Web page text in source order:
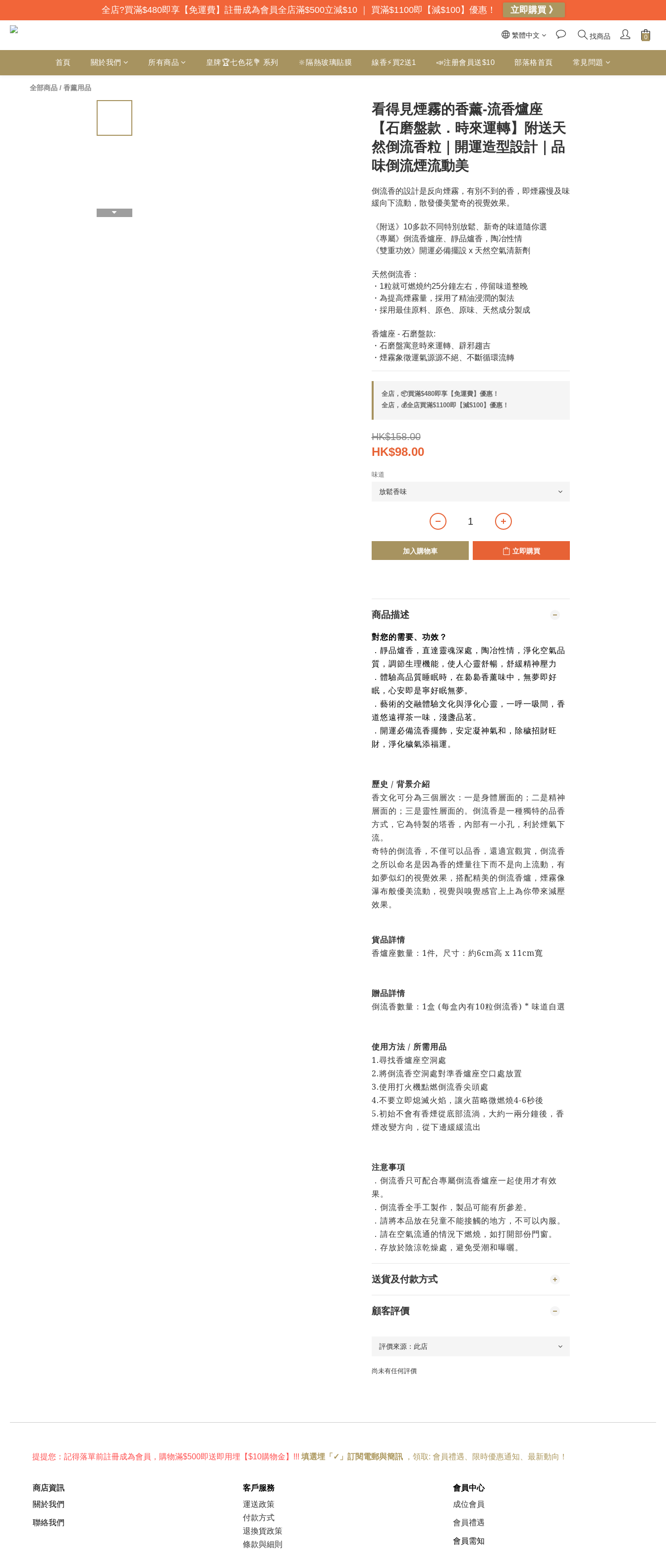
繁體中文 找商品
首頁 關於我們 所有商品 皇牌🏆七色花💐 系列 🔆隔熱玻璃貼膜 線香⚡買2送1 📣注册會員送$10 部落格首頁 常見問題
全部商品 / 香薰用品
看得見煙霧的香薰-流香爐座
【石磨盤款．時來運轉】附送天
然倒流香粒｜開運造型設計｜品
味倒流煙流動美
倒流香的設計是反向煙霧，有別不到的香，即煙霧慢及味
緩向下流動，散發優美驚奇的視覺效果。
《附送》10多款不同特別放鬆、新奇的味道隨你選
《專屬》倒流香爐座、靜品爐香，陶冶性情
《雙重功效》開運必備擺設 x 天然空氣清新劑
天然倒流香：
・1粒就可燃燒约25分鐘左右，停留味道整晚
・為提高煙霧量，採用了精油浸潤的製法
・採用最佳原料、原色、原味、天然成分製成
香爐座 - 石磨盤款:
・石磨盤寓意時來運轉、辟邪趨吉
・煙霧象徵運氣源源不絕、不斷循環流轉
全店，📦買滿$480即享【免運費】優惠！
全店，💰全店買滿$1100即【減$100】優惠！
HK$158.00
HK$98.00
味道
加入購物車 立即購買
商品描述
對您的需要、功效？
．靜品爐香，直達靈魂深處，陶冶性情，淨化空氣品
質，調節生理機能，使人心靈舒暢，舒緩精神壓力
．體驗高品質睡眠時，在裊裊香薰味中，無夢即好
眠，心安即是寧好眠無夢。
．藝術的交融體驗文化與淨化心靈，一呼一吸間，香
道悠遠禪茶一味，淺盞品茗。
．開運必備流香擺飾，安定凝神氣和，除穢招財旺
財，淨化穢氣添福運。
歷史 / 背景介紹
香文化可分為三個層次：一是身體層面的；二是精神
層面的；三是靈性層面的。倒流香是一種獨特的品香
方式，它為特製的塔香，內部有一小孔，利於煙氣下
流。
奇特的倒流香，不僅可以品香，還適宜觀賞，倒流香
之所以命名是因為香的煙量往下而不是向上流動，有
如夢似幻的視覺效果，搭配精美的倒流香爐，煙霧像
瀑布般優美流動，視覺與嗅覺感官上上為你帶來減壓
效果。
貨品詳情
香爐座數量：1件, 尺寸：約6cm高 x 11cm寬
贈品詳情
倒流香數量：1盒 (每盒內有10粒倒流香) * 味道自選
使用方法 / 所需用品
1.尋找香爐座空洞處
2.將倒流香空洞處對準香爐座空口處放置
3.使用打火機點燃倒流香尖頭處
4.不要立即熄滅火焰，讓火苗略微燃燒4-6秒後
5.初始不會有香煙從底部流淌，大約一兩分鐘後，香
煙改變方向，從下邊緩緩流出
注意事項
．倒流香只可配合專屬倒流香爐座一起使用才有效
果。
．倒流香全手工製作，製品可能有所參差。
．請將本品放在兒童不能接觸的地方，不可以內服。
．請在空氣流通的情況下燃燒，如打開部份門窗。
．存放於陰涼乾燥處，避免受潮和曝曬。
送貨及付款方式
顧客評價
尚未有任何評價
提提您：記得落單前註冊成為會員，購物滿$500即送即用埋 【$10購物金 】!!! 填選埋「✓」訂閱電郵與簡訊 ， 領取: 會員禮遇 限時優惠通知、 最新動向 ！
商店資訊
關於我們
聯絡我們
客戶服務
運送政策
付款方式
退換貨政策
條款與細則
會員中心
成位會員
會員禮遇
會員需知
全店?買滿$480即享【免運費】註冊成為會員全店滿$500立減$10 ｜ 買滿$1100即【減$100】優惠！ 立即購買 》